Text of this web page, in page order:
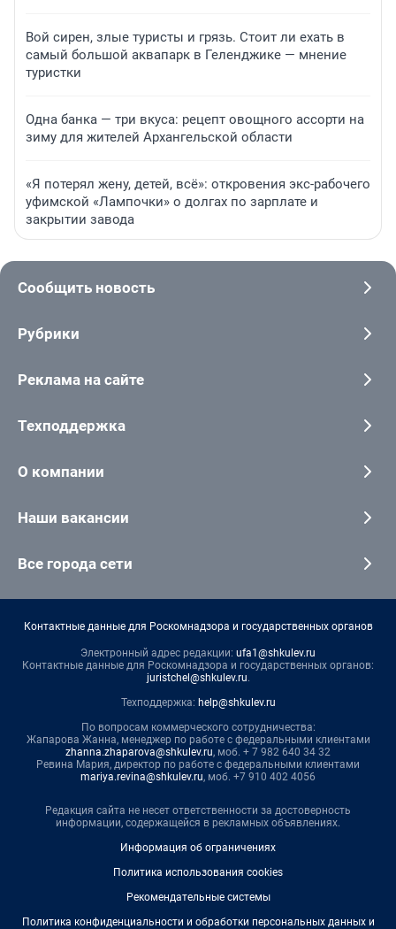
Вой сирен, злые туристы и грязь. Стоит ли ехать в
самый большой аквапарк в Геленджике — мнение
туристки
Одна банка — три вкуса: рецепт овощного ассорти на
зиму для жителей Архангельской области
«Я потерял жену, детей, всё»: откровения экс-рабочего
уфимской «Лампочки» о долгах по зарплате и
закрытии завода
Сообщить новость
Рубрики
Реклама на сайте
Техподдержка
О компании
Наши вакансии
Все города сети
Контактные данные для Роскомнадзора и государственных органов
Электронный адрес редакции: ufa1@shkulev.ru
Контактные данные для Роскомнадзора и государственных органов:
juristchel@shkulev.ru.
Техподдержка: help@shkulev.ru
По вопросам коммерческого сотрудничества:
Жапарова Жанна, менеджер по работе с федеральными клиентами
zhanna.zhaparova@shkulev.ru, моб. + 7 982 640 34 32
Ревина Мария, директор по работе с федеральными клиентами
mariya.revina@shkulev.ru, моб. +7 910 402 4056
Редакция сайта не несет ответственности за достоверность
информации, содержащейся в рекламных объявлениях.
Информация об ограничениях
Политика использования cookies
Рекомендательные системы
Политика конфиденциальности и обработки персональных данных и